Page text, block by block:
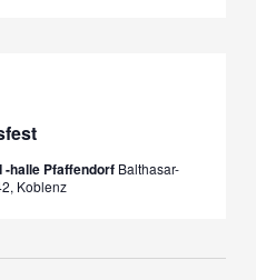
-halle Pfaffendorf Balthasar-
Koblenz